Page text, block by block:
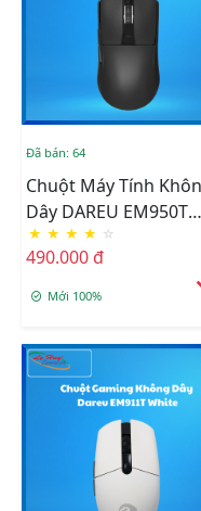
Đã bán: 64
Chuột Máy Tính
Dây DAREU EM950T
BLACK (TRIPLE MODE,
ULTRALIGHT)
★ ★ ★ ★ ☆
490.000 đ
Mới 100%